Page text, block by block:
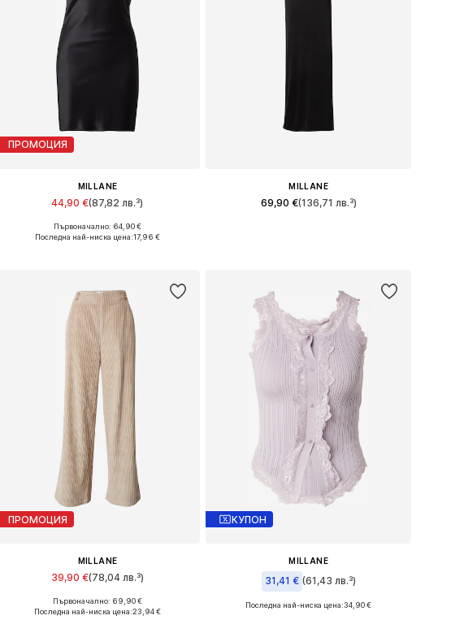
ПРОМОЦИЯ
MILLANE
44,90 €(87,82 лв.³)
Налични размери: 36, 38, 40, 42, 44
Първоначално: 64,90 €
Последна най-ниска цена:17,96 €
MILLANE
69,90 €(136,71 лв.³)
ПРОМОЦИЯ
MILLANE
39,90 €(78,04 лв.³)
Налични размери: 34, 36, 38, 40
Първоначално: 69,90 €
Последна най-ниска цена:23,94 €
КУПОН
MILLANE
31,41 € (61,43 лв.³)
Налични размери: XS, S, M, L, XL
Последна най-ниска цена:34,90 €